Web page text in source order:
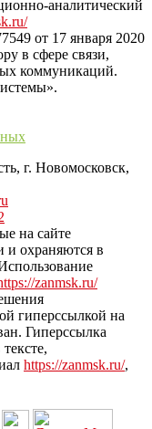
аналитический
от 17 января 2020
в сфере связи,
коммуникаций.
г. Новомосковск,
на сайте
и охраняются в
zanmsk.ru/
гиперссылкой на
Гиперссылка
https://zanmsk.ru/,